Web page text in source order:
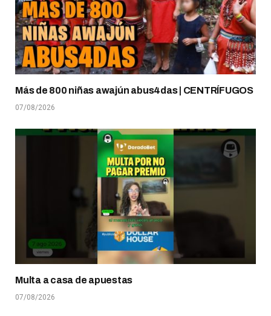
Más de 800 niñas awajún abus4das | CENTRÍFUGOS
07/08/2026
Multa a casa de apuestas
07/08/2026